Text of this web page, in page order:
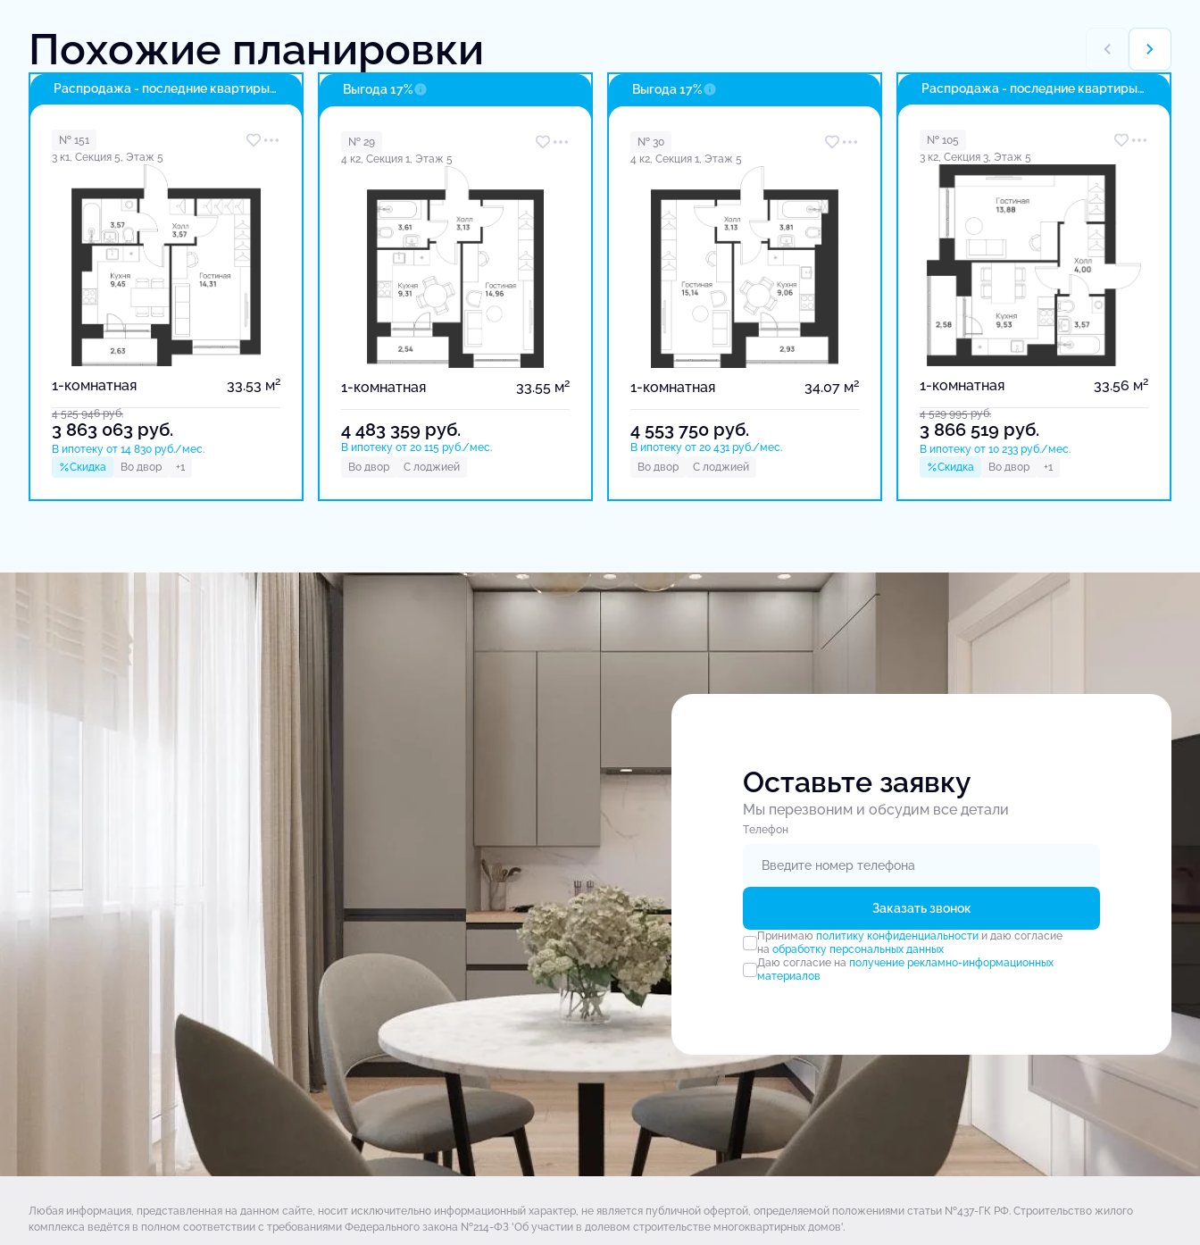
Похожие планировки
Распродажа - последние квартиры
№ 151
3 к1, Секция 5, Этаж 5
1-комнатная 33.53 м2
4 525 946руб.
3 863 063 руб.
В ипотеку от 14 830 руб./мес.
Скидка
Во двор +1
Выгода 17%
№ 29
4 к2, Секция 1, Этаж 5
1-комнатная 33.55 м2
4 483 359 руб.
В ипотеку от 20 115 руб./мес.
Во двор
С лоджией
Выгода 17%
№ 30
4 к2, Секция 1, Этаж 5
1-комнатная 34.07 м2
4 553 750 руб.
В ипотеку от 20 431 руб./мес.
Во двор
С лоджией
Распродажа - последние квартиры
№ 105
3 к2, Секция 3, Этаж 5
1-комнатная 33.56 м2
4 529 995руб.
3 866 519 руб.
В ипотеку от 10 233 руб./мес.
Скидка
Во двор +1
Оставьте заявку
Мы перезвоним и обсудим все детали
Tелефон
Заказать звонок
Принимаю политику конфиденциальностии даю согласие
на обработку персональных данных
Даю согласие на получение рекламно-информационных
материалов
Любая информация, представленная на данном сайте, носит исключительно информационный характер, не является публичной офертой, определяемой положениями статьи №437-ГК РФ. Строительство жилого
комплекса ведётся в полном соответствии с требованиями Федерального закона №214-ФЗ 'Об участии в долевом строительстве многоквартирных домов'.